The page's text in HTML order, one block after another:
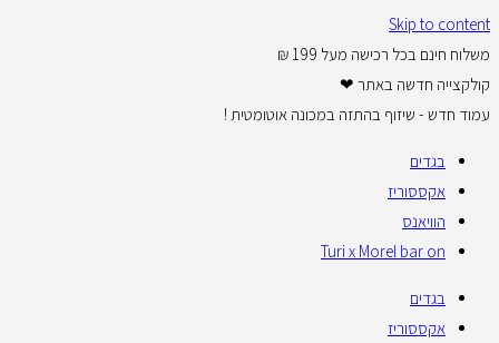
Skip to content
משלוח חינם בכל רכישה מעל 199 ₪
קולקצייה חדשה באתר ❤
עמוד חדש - שיזוף בהתזה במכונה אוטומטית !
בגדים
אקססוריז
הוויאנס
Turi x Morel bar on
בגדים
אקססוריז